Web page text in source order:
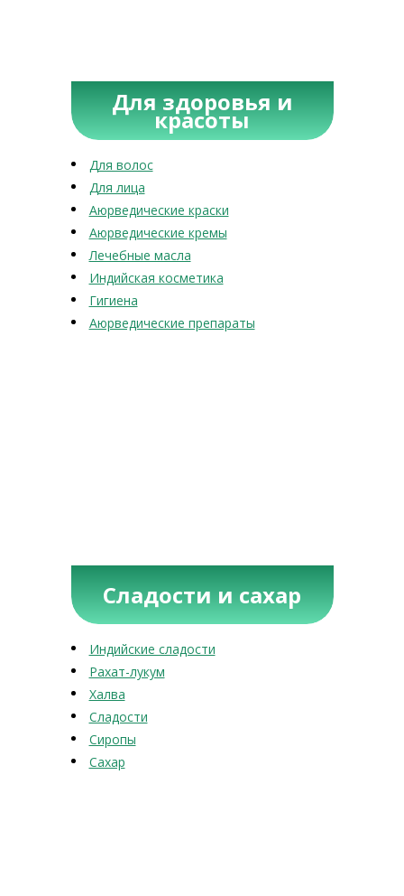
Для здоровья и
красоты
Для волос
Для лица
Аюрведические краски
Аюрведические кремы
Лечебные масла
Индийская косметика
Гигиена
Аюрведические препараты
Сладости и сахар
Индийские сладости
Рахат-лукум
Халва
Сладости
Сиропы
Сахар